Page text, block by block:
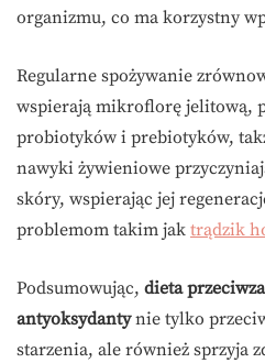
organizmu, co ma korzystny
Regularne spożywanie
wspierają mikroflorę jelitową,
probiotyków i prebiotyków,
nawyki żywieniowe
skóry, wspierając jej
problemom takim jak trądzik
Podsumowując, dieta
antyoksydantynie tylko
starzenia, ale również sprzyja